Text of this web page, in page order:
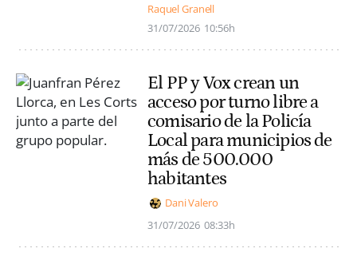
Raquel Granell
31/07/2026 10:56h
El PP y Vox crean un
acceso por turno libre a
comisario de la Policía
Local para municipios de
más de 500.000
habitantes
Dani Valero
31/07/2026 08:33h